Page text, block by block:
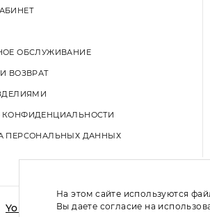
ОБСЛУЖИВАНИЕ
ВОЗВРАТ
КОНФИДЕНЦИАЛЬНОСТИ
ПЕРСОНАЛЬНЫХ ДАННЫХ
На этом сайте используются
Вы даете согласие наVkontakte
YouTube